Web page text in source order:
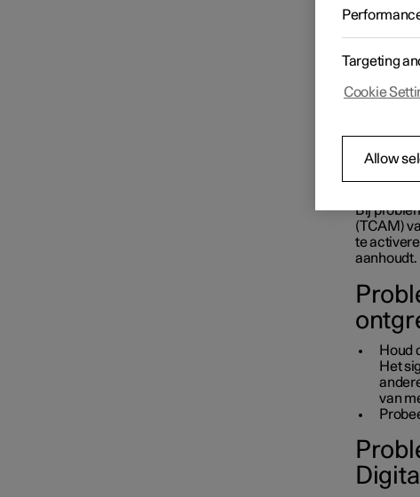
Bij
dingen
N.B.
Bij
(TCAM)
te
aanhoudt.
Houd
Het
van
Targeting
Cookie
Allow